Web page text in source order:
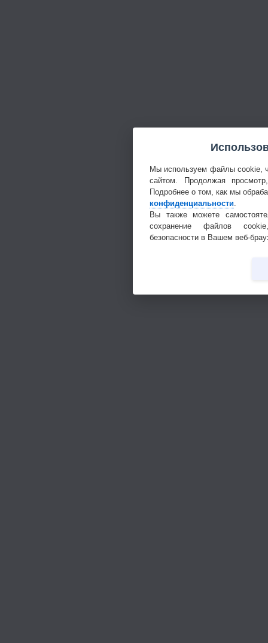
Мы используем файлы cookie,
сайтом. Продолжая
Подробнее о том, как мы
конфиденциальности
Вы также можете
сохранение файлов
безопасности в Вашем веб-